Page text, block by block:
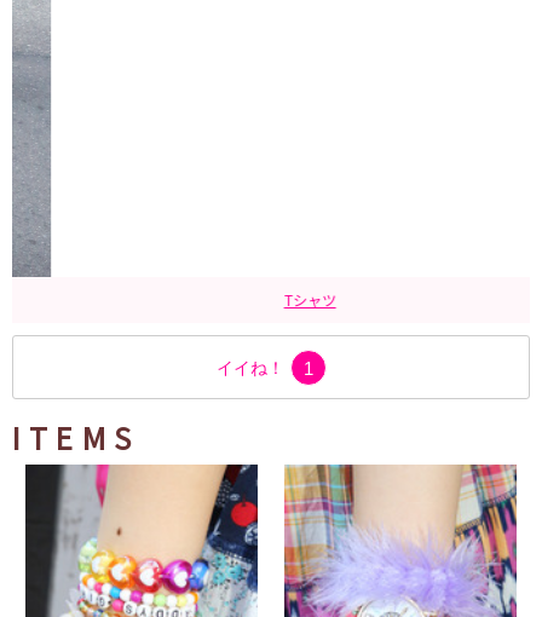
Tシャツ
イイね！ 1
ITEMS